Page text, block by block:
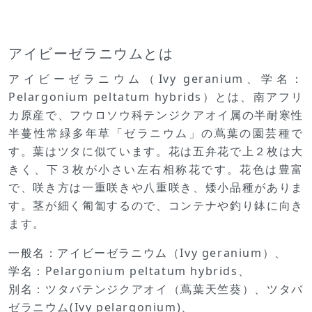
アイビーゼラニウムとは
アイビーゼラニウム（Ivy geranium、学名：
Pelargonium peltatum hybrids）とは、南アフリ
カ原産で、フウロソウ科テンジクアオイ属の半耐寒性
半蔓性常緑多年草「ゼラニウム」の蔦葉の園芸種で
す。葉はツタに似ています。花は五弁花で上２枚は大
きく、下３枚が小さい左右相称花です。花色は豊富
で、咲き方は一重咲きや八重咲き、矮小品種がありま
す。茎が細く匍匐するので、コンテナや釣り鉢に向き
ます。
一般名：アイビーゼラニウム（Ivy geranium）、
学名：Pelargonium peltatum hybrids、
別名：ツタバテンジクアオイ（蔦葉天竺葵）、ツタバ
ゼラニウム(Ivy pelargonium)、